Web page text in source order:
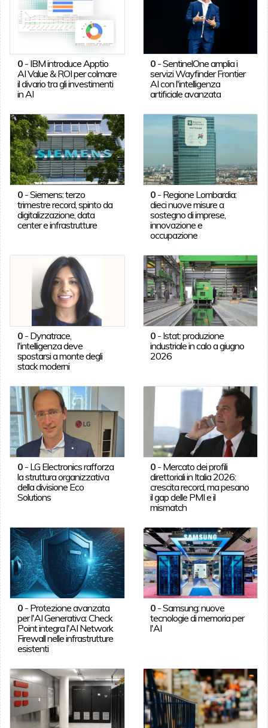
0- IBM introduce Apptio
AI Value & ROI per colmare
il divario tra gli investimenti
in AI
0 -SentinelOne amplia i
servizi Wayfinder Frontier
AI con l'intelligenza
artificiale avanzata
0-Siemens: terzo
trimestre record, spinto da
digitalizzazione, data
center e infrastrutture
0 - Regione Lombardia:
dieci nuove misure a
sostegno di imprese,
innovazione e
occupazione
0- Dynatrace,
l'intelligenza deve
spostarsi a monte degli
stack moderni
0 - Istat: produzione
industriale in calo a giugno
2026
0- LG Electronics rafforza
la struttura organizzativa
della divisione Eco
Solutions
0 - Mercato dei profili
direttoriali in Italia 2026:
crescita record, ma pesano
il gap delle PMI e il
mismatch
0- Protezione avanzata
per l'AI Generativa: Check
Point integra l'AI Network
Firewall nelle infrastrutture
esistenti
0 -Samsung: nuove
tecnologie di memoria per
l'AI